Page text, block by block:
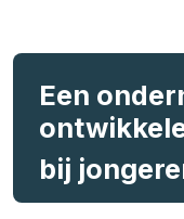
Een
bij